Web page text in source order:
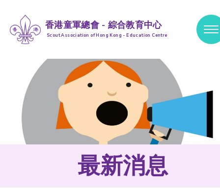
香港童軍總會 - 綜合教育中心
Scout Association of Hong Kong - Education Centre
跳到內容 (按輸入鍵)
最新消息